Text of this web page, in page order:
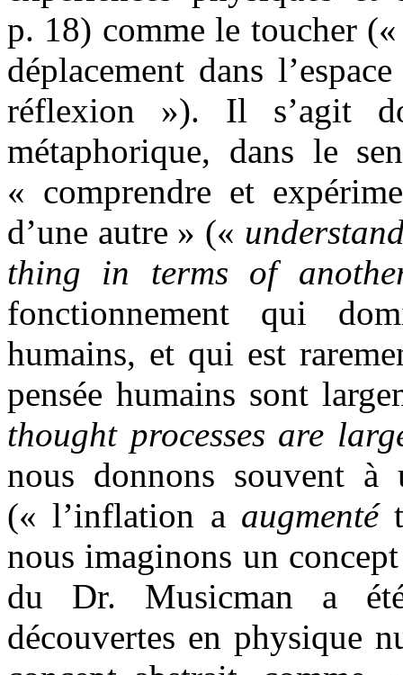
p. 18) comme le toucher
déplacement dans
réflexion »). Il s’agit
métaphorique, dans le
« comprendre et
d’une autre » («
thing in terms of
fonctionnement qui
humains, et qui est
pensée humains sont
thought processes are
nous donnons souvent à
(« l’inflation a augmenté
nous imaginons un
du Dr. Musicman a
découvertes en physique